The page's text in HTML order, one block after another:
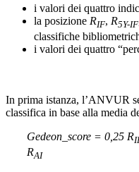
i valori dei quattro
la posizione RIF, R5Y-IF
classifiche
i valori dei quattro
In prima istanza, l’ANVUR
classifica in base alla media
Gedeon_score = 0,25 R
RAI